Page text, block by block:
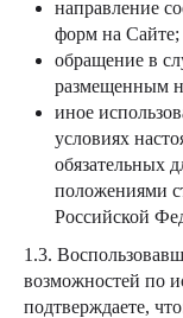
направление
форм на Сайте;
обращение в
размещенным
иное
условиях
обязательных
положениями
Российской
1.3.
возможностей по
подтверждаете,